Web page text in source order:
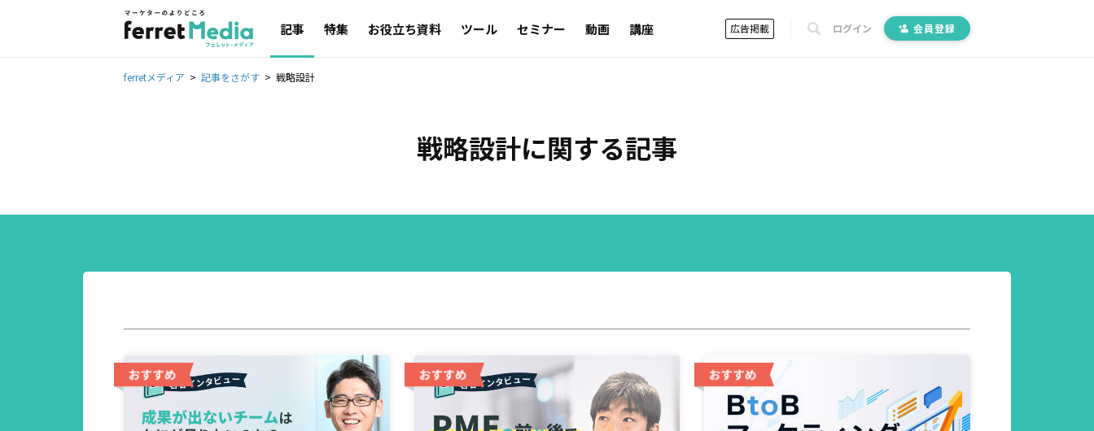
記事 特集 お役立ち資料 ツール セミナー 動画 講座 広告掲載 ログイン 会員登録
ferretメディア 記事をさがす 戦略設計
戦略設計に関する記事